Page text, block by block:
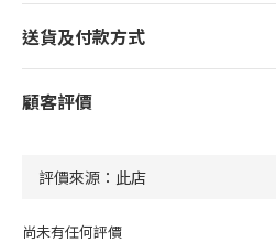
送貨及付款方式
顧客評價
尚未有任何評價